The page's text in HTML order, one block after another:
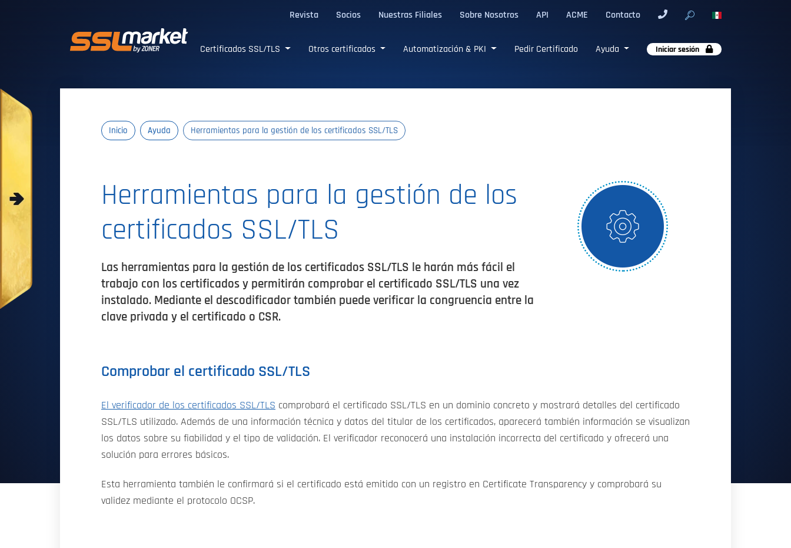
Revista Socios Nuestras Filiales Sobre Nosotros API ACME Contacto
Certificados SSL/TLS confiables
Certificados SSL/TLS Otros certificados Automatización & PKI Pedir Certificado Ayuda Iniciar sesión
Inicio Ayuda Herramientas para la gestión de los certificados SSL/TLS
Herramientas para la gestión de los
certificados SSL/TLS
Las herramientas para la gestión de los certificados SSL/TLS le harán más fácil el
trabajo con los certificados y permitirán comprobar el certificado SSL/TLS una vez
instalado. Mediante el descodificador también puede verificar la congruencia entre la
clave privada y el certificado o CSR.
Comprobar el certificado SSL/TLS
El verificador de los certificados SSL/TLS comprobará el certificado SSL/TLS en un dominio concreto y mostrará detalles del certificado
SSL/TLS utilizado. Además de una información técnica y datos del titular de los certificados, aparecerá también información se visualizan
los datos sobre su fiabilidad y el tipo de validación. El verificador reconocerá una instalación incorrecta del certificado y ofrecerá una
solución para errores básicos.
Esta herramienta también le confirmará si el certificado está emitido con un registro en Certificate Transparency y comprobará su
validez mediante el protocolo OCSP.